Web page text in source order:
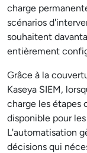
charge
scénarios
souhaitent
entièrement
Grâce à la
Kaseya SIEM,
charge les étapes
disponible pour
L'automatisation
décisions qui